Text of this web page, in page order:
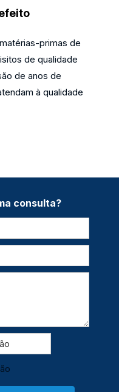
primas de
de qualidade
de anos de
à qualidade
consulta?